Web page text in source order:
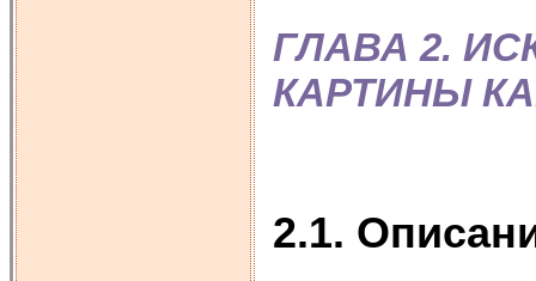
ГЛАВА 2.
КАРТИНЫ
2.1.